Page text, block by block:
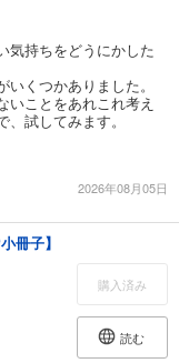
気持ちをどうにかした
くつかありました。
いことをあれこれ考え
試してみます。
2026年08月05日
冊子】
購入済み
読む